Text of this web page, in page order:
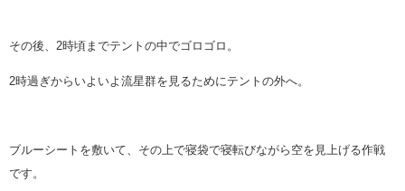
その後、2時頃までテントの中でゴロゴロ。
2時過ぎからいよいよ流星群を見るためにテントの外へ。
ブルーシートを敷いて、その上で寝袋で寝転びながら空を見上げる作戦
です。